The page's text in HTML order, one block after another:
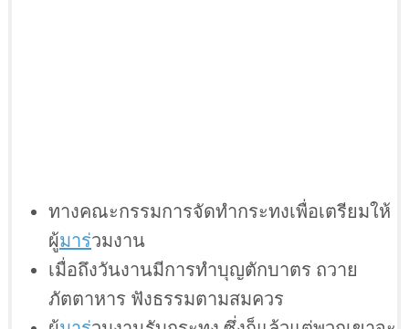
ทางคณะกรรมการจัดทำกระทงเพื่อเตรียมให้
ผู้มาร่วมงาน
เมื่อถึงวันงานมีการทำบุญตักบาตร ถวาย
ภัตตาหาร ฟังธรรมตามสมควร